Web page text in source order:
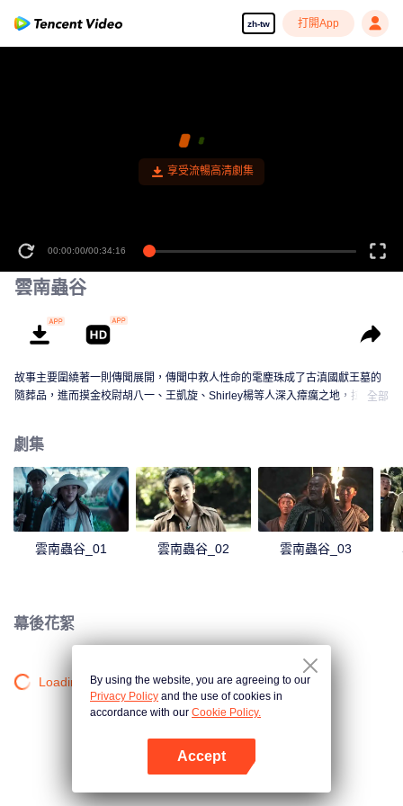
zh-tw 打開App
享受流暢高清劇集
00:00:00/00:34:16
雲南蟲谷
故事主要圍繞著一則傳聞展開，傳聞中救人性命的雮塵珠成了古滇國獻王墓的
隨葬品，進而摸金校尉胡八一、王凱旋、Shirley楊等人深入瘴癘之地，拉開古
全部
劇集
雲南蟲谷_01 雲南蟲谷_02 雲南蟲谷_03
幕後花絮
Loading…By using the website, you are agreeing to our
Privacy Policy and the use of cookies in
accordance with our Cookie Policy.
Accept